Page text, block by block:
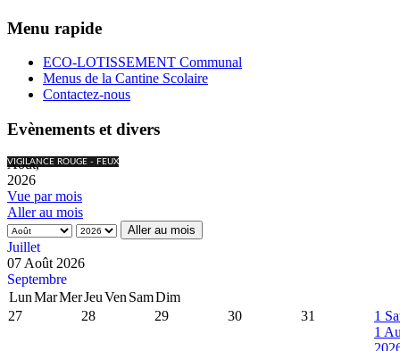
Menu rapide
ECO-LOTISSEMENT Communal
Menus de la Cantine Scolaire
Contactez-nous
Evènements et divers
VIGILANCE ROUGE - FEUX
Août,
2026
Vue par mois
Aller au mois
Aller au mois
Juillet
07 Août 2026
Septembre
LunMarMerJeuVen SamDim
27
28 29 30 31 1
1